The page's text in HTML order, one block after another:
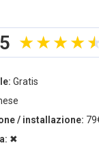
Gratis
/ installazione:
✖